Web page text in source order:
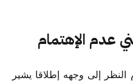
إلى وجهه إطلاقا يشير